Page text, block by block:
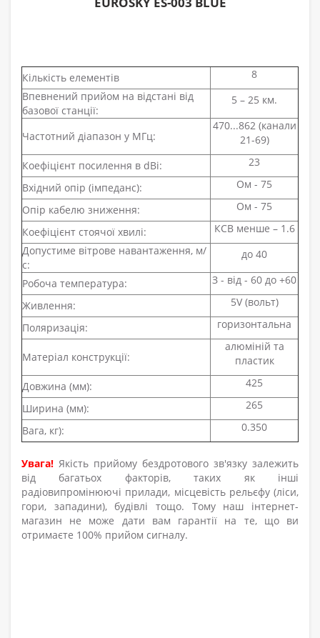
Кількість елементів
8
Впевнений прийом на відстані від
базової станції:
5 – 25 км.
Частотний діапазон у МГц:
470...862 (канали
21-69)
Коефіцієнт посилення в dBi:
23
Вхідний опір (імпеданс):
Ом - 75
Опір кабелю зниження:
Ом - 75
Коефіцієнт стоячої хвилі:
КСВ менше – 1.6
Допустиме вітрове навантаження, м/
с:
до 40
Робоча температура:
З - від - 60 до +60
Живлення:
5V (вольт)
Поляризація:
горизонтальна
Матеріал конструкції:
алюміній та
пластик
Довжина (мм):
425
Ширина (мм):
265
Вага, кг):
0.350
Увага! Якість прийому бездротового зв'язку залежить
від багатьох факторів, таких як інші
радіовипромінюючі прилади, місцевість рельєфу (ліси,
гори, западини), будівлі тощо. Тому наш інтернет-
магазин не може дати вам гарантії на те, що ви
отримаєте 100% прийом сигналу.